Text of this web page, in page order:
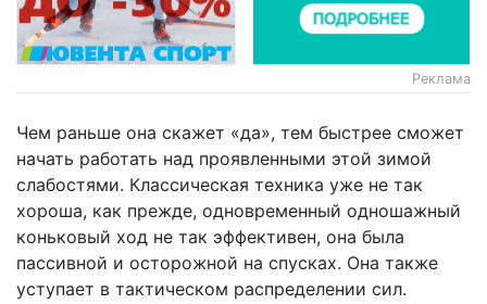
Реклама
Чем раньше она скажет «да», тем быстрее сможет
начать работать над проявленными этой зимой
слабостями. Классическая техника уже не так
хороша, как прежде, одновременный одношажный
коньковый ход не так эффективен, она была
пассивной и осторожной на спусках. Она также
уступает в тактическом распределении сил.